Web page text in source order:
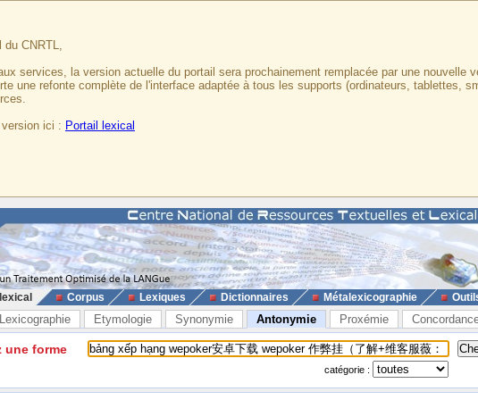
du CNRTL,
services, la version actuelle du portail sera prochainement remplacée par une nouvelle
une refonte complète de l'interface adaptée à tous les supports (ordinateurs, tablettes,
ici : Portail lexical
Corpus Lexiques Dictionnaires Métalexicographie
Lexicographie Etymologie Synonymie Antonymie Proxémie
une forme
catégorie :